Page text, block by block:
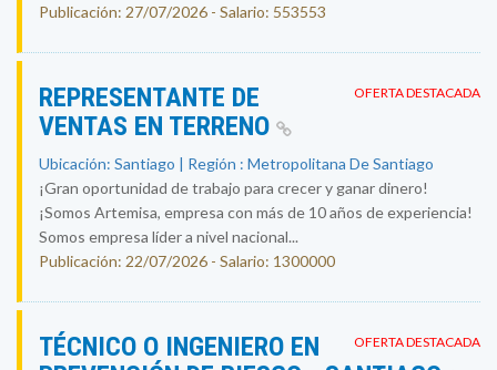
Publicación: 27/07/2026 - Salario: 553553
OFERTA DESTACADA
REPRESENTANTE DE
VENTAS EN TERRENO
Ubicación: Santiago | Región : Metropolitana De Santiago
¡Gran oportunidad de trabajo para crecer y ganar dinero!
¡Somos Artemisa, empresa con más de 10 años de experiencia!
Somos empresa líder a nivel nacional...
Publicación: 22/07/2026 - Salario: 1300000
OFERTA DESTACADA
TÉCNICO O INGENIERO EN